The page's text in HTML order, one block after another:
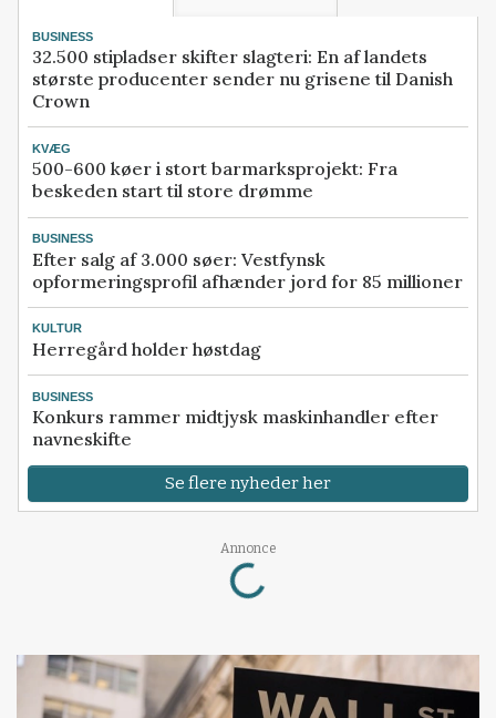
BUSINESS
32.500 stipladser skifter slagteri: En af landets
største producenter sender nu grisene til Danish
Crown
KVÆG
500-600 køer i stort barmarksprojekt: Fra
beskeden start til store drømme
BUSINESS
Efter salg af 3.000 søer: Vestfynsk
opformeringsprofil afhænder jord for 85 millioner
KULTUR
Herregård holder høstdag
BUSINESS
Konkurs rammer midtjysk maskinhandler efter
navneskifte
Se flere nyheder her
Annonce
Loading...